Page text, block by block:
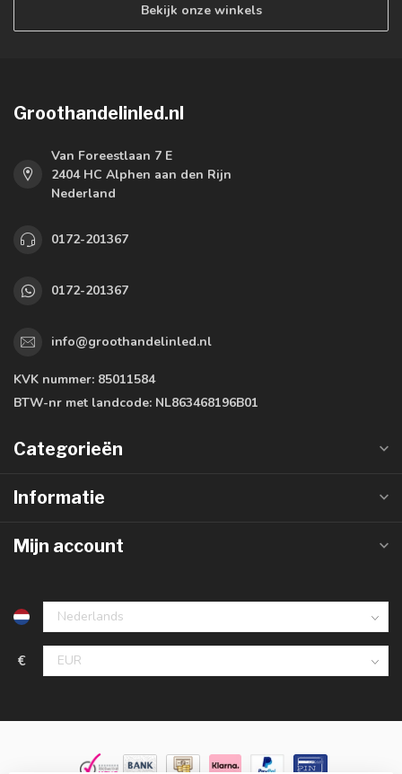
Bekijk onze winkels
Groothandelinled.nl
Van Foreestlaan 7 E
2404 HC Alphen aan den Rijn
Nederland
0172-201367
0172-201367
info@groothandelinled.nl
KVK nummer: 85011584
BTW-nr met landcode: NL863468196B01
Categorieën
Informatie
Mijn account
€